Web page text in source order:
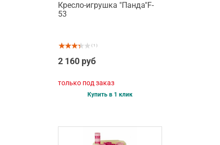
Кресло-игрушка "Панда"F-
53
( 1 )
2 160 руб
только под заказ
Купить в 1 клик